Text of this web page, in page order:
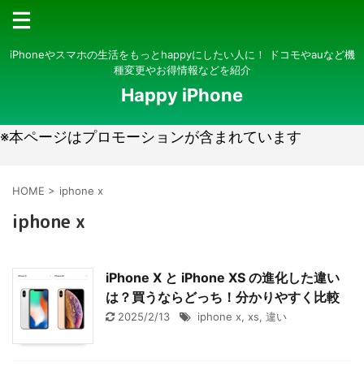
iPhoneやスマホの生活をもっとhappyにしたい人に！ ドコモやauなど機
種変更やお得情報などを紹介
Happy iPhone
※本ページはプロモーションが含まれています
HOME > iphone x
iphone x
iPhone X と iPhone XS の進化した違い
は？買うならどっち！分かりやすく比較
2025/2/13 iphone x, xs, 違い